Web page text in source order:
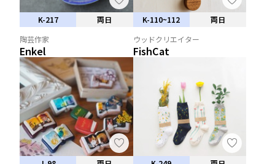
K-217
両日
陶芸作家
Enkel
K-110~112
両日
ウッドクリエイター
FishCat